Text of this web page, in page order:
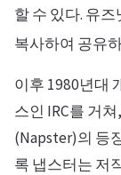
할 수 있다. 유
복사하여 공유
이후 1980년대
스인 IRC를 거
(Napster)의 등
록 냅스터는 저